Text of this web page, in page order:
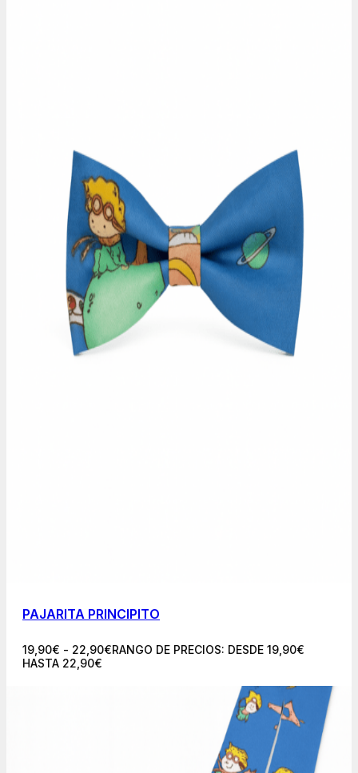
PAJARITA PRINCIPITO
19,90€ - 22,90€RANGO DE PRECIOS: DESDE 19,90€
HASTA 22,90€